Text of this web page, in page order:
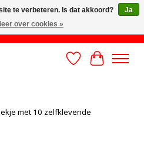
45€ (gratis verzending met
Verlanglijst
met 10 zelfklevende
te verbeteren. Is dat akkoord?
Ja
over cookies »